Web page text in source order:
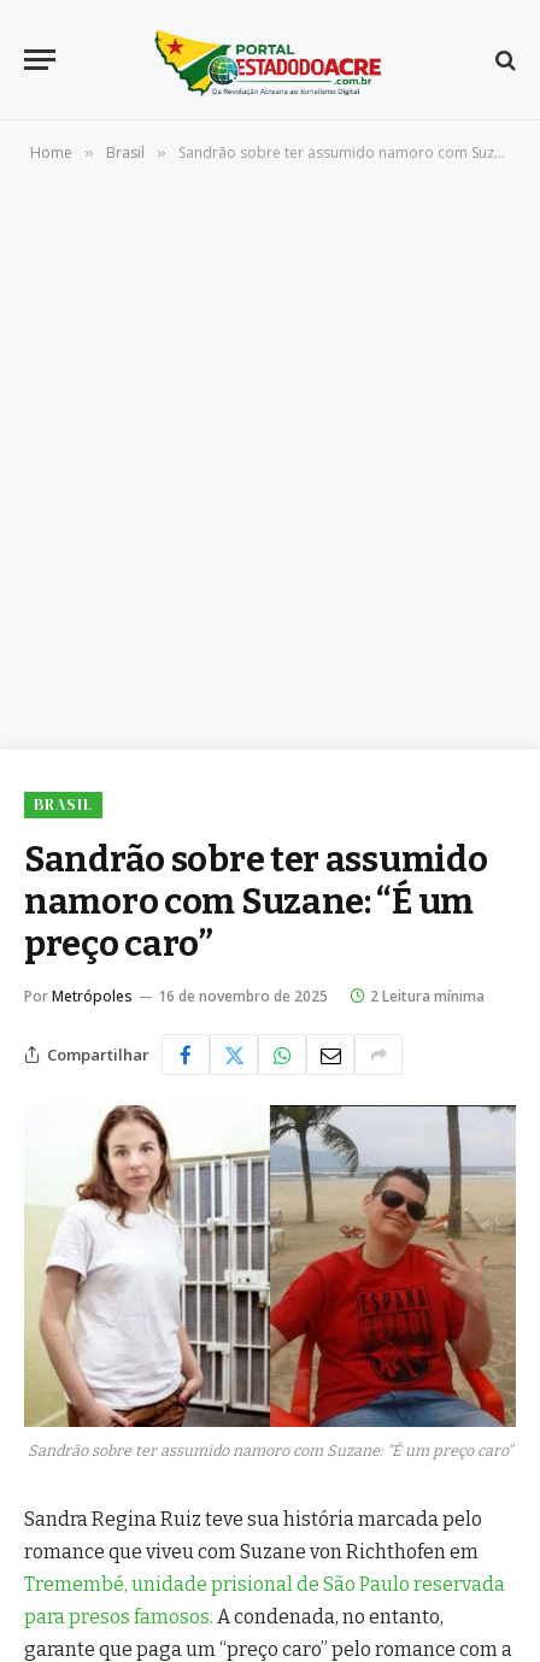
Home » Brasil » Sandrão sobre ter assumido namoro com Suzane: “É um preço caro”
BRASIL
Sandrão sobre ter assumido
namoro com Suzane: “É um
preço caro”
PorMetrópoles 16 de novembro de 2025 2 Leitura mínima
Compartilhar
Sandrão sobre ter assumido namoro com Suzane: “É um preço caro”
Sandra Regina Ruiz teve sua história marcada pelo
romance que viveu com Suzane von Richthofen em
Tremembé, unidade prisional de São Paulo reservada
para presos famosos. A condenada, no entanto,
garante que paga um “preço caro” pelo romance com a